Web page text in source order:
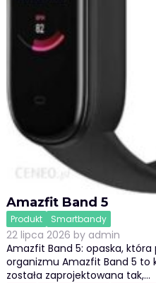
Amazfit Band 5
Produkt Smartbandy
22 lipca 2026 by admin
Amazfit Band 5: opaska,
organizmu Amazfit Band 5 to
została zaprojektowana tak,…